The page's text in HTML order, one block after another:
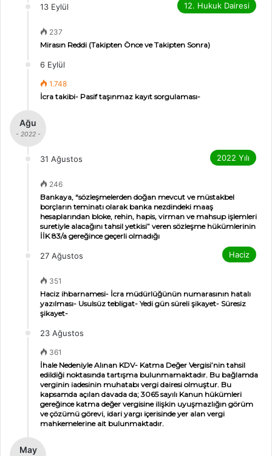
13 Eylül 12. Hukuk Dairesi
237
Mirasın Reddi (Takipten Önce ve Takipten Sonra)
6 Eylül
1.748
İcra takibi- Pasif taşınmaz kayıt sorgulaması-
Ağu
- 2022 -
31 Ağustos 2022 Yılı
246
Bankaya, “sözleşmelerden doğan mevcut ve müstakbel
borçların teminatı olarak banka nezdindeki maaş
hesaplarından bloke, rehin, hapis, virman ve mahsup işlemleri
suretiyle alacağını tahsil yetkisi” veren sözleşme hükümlerinin
İİK 83/a gereğince geçerli olmadığı
27 Ağustos Haciz
351
Haciz ihbarnamesi- İcra müdürlüğünün numarasının hatalı
yazılması- Usulsüz tebligat- Yedi gün süreli şikayet- Süresiz
şikayet-
23 Ağustos
361
İhale Nedeniyle Alınan KDV- Katma Değer Vergisi’nin tahsil
edildiği noktasında tartışma bulunmamaktadır. Bu bağlamda
verginin iadesinin muhatabı vergi dairesi olmuştur. Bu
kapsamda açılan davada da; 3065 sayılı Kanun hükümleri
gereğince katma değer vergisine ilişkin uyuşmazlığın görüm
ve çözümü görevi, idari yargı içerisinde yer alan vergi
mahkemelerine ait bulunmaktadır.
May